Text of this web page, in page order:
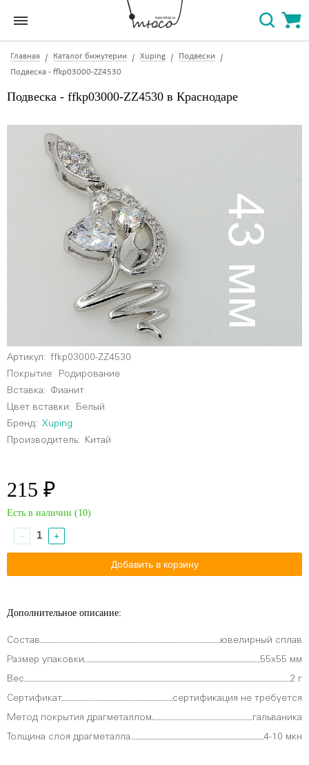
Главная Каталог бижутерии Xuping
Подвески
Подвеска - ffkp03000-ZZ4530
Подвеска - ffkp03000-ZZ4530 в Краснодаре
Артикул:
ffkp03000-ZZ4530
Покрытие: Родирование
Вставка: Фианит
Цвет вставки:
Белый
Бренд:
Xuping
Производитель: Китай
215 ₽
Есть в наличии (10)
− +
Дополнительное описание:
Состав ювелирный сплав
Размер упаковки 55х55 мм
Вес 2 г
Сертификат сертификация не требуется
Метод покрытия драгметаллом гальваника
Толщина слоя драгметалла 4-10 мкн